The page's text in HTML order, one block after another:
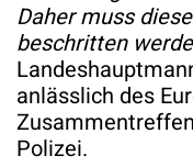
Daher muss
beschritten
anlässlich des
Polizei.